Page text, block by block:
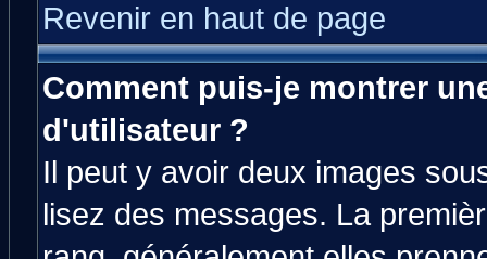
Revenir en haut de page
Comment puis-je montrer
d'utilisateur ?
Il peut y avoir deux images
lisez des messages. La